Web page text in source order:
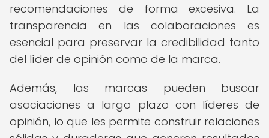
recomendaciones de forma excesiva. La
transparencia en las colaboraciones es
esencial para preservar la credibilidad tanto
del líder de opinión como de la marca.
Además, las marcas pueden buscar
asociaciones a largo plazo con líderes de
opinión, lo que les permite construir relaciones